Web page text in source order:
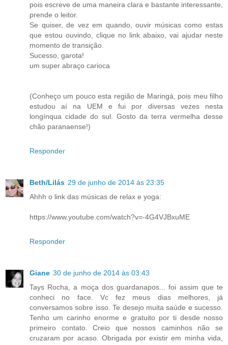
pois escreve de uma maneira clara e bastante interessante,
prende o leitor.
Se quiser, de vez em quando, ouvir músicas como estas
que estou ouvindo, clique no link abaixo, vai ajudar neste
momento de transição.
Sucesso, garota!
um super abraço carioca
(Conheço um pouco esta região de Maringá, pois meu filho
estudou aí na UEM e fui por diversas vezes nesta
longínqua cidade do sul. Gosto da terra vermelha desse
chão paranaense!)
Responder
Beth/Lilás 29 de junho de 2014 às 23:35
Ahhh o link das músicas de relax e yoga:
https://www.youtube.com/watch?v=-4G4VJBxuME
Responder
Giane 30 de junho de 2014 às 03:43
Tays Rocha, a moça dos guardanapos... foi assim que te
conheci no face. Vc fez meus dias melhores, já
conversamos sobre isso. Te desejo muita saúde e sucesso.
Tenho um carinho enorme e gratuito por ti desde nosso
primeiro contato. Creio que nossos caminhos não se
cruzaram por acaso. Obrigada por existir em minha vida,